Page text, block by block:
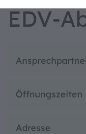
EDV-
Öffnungszeiten
Adresse